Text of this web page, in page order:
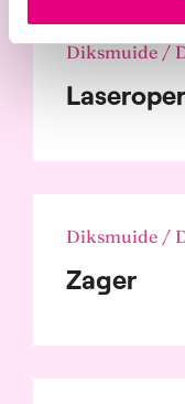
Diksmuide /
Diksmuide /
Zager